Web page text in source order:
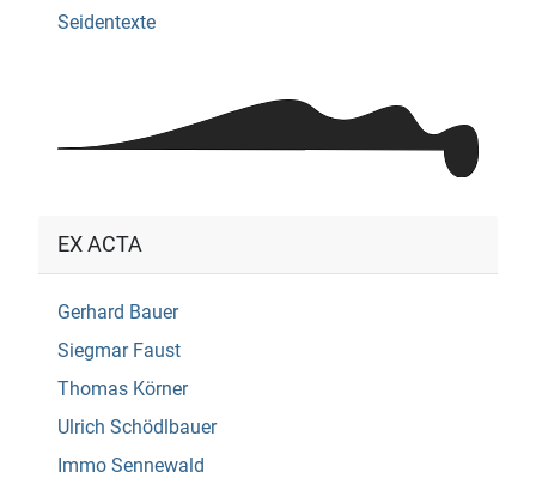
Seidentexte
EX ACTA
Gerhard Bauer
Siegmar Faust
Thomas Körner
Ulrich Schödlbauer
Immo Sennewald